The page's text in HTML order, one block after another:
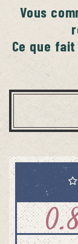
Vous
Ce que